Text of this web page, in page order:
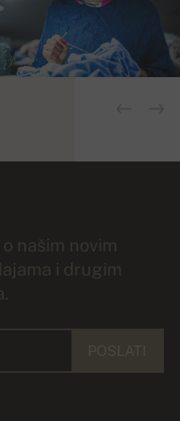
našim novim
i drugim